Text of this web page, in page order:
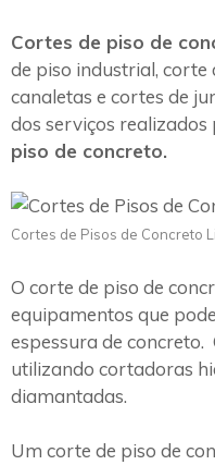
Cortes de piso de
de piso industrial,
canaletas e cortes de
dos serviços realizados
piso de concreto.
Cortes de Pisos de Concreto
O corte de piso de
equipamentos que
espessura de
utilizando cortadoras
diamantadas.
Um corte de piso de